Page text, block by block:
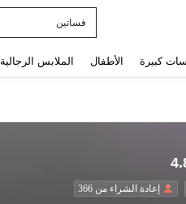
فساتين
كبيرة الأطفال الملابس الرجالية
إعادة الشراء من 366